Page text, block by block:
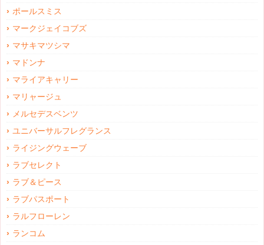
ポールスミス
マークジェイコブズ
マサキマツシマ
マドンナ
マライアキャリー
マリャージュ
メルセデスベンツ
ユニバーサルフレグランス
ライジングウェーブ
ラブセレクト
ラブ＆ピース
ラブパスポート
ラルフローレン
ランコム